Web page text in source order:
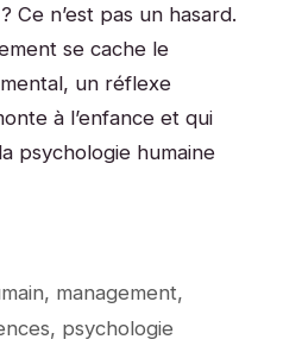
Ce n’est pas un hasard.
se cache le
un réflexe
à l’enfance et qui
psychologie humaine
, management,
, psychologie